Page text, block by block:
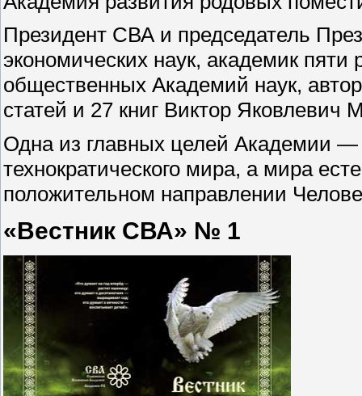
Президент СВА и председатель
экономических наук, академик
общественных Академий наук,
статей и 27 книг Виктор Яковлевич
Одна из главных целей Академии —
технократического мира, а мира
положительном направлении
«Вестник СВА» № 1